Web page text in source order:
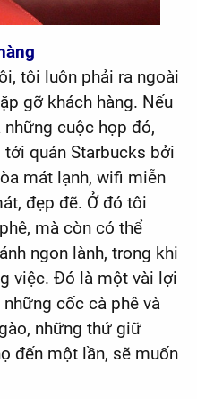
tôi luôn phải ra ngoài
gỡ khách hàng. Nếu
cuộc họp đó,
quán Starbucks bởi
mát lạnh, wifi miễn
đẹp đẽ. Ở đó tôi
mà còn có thể
ngon lành, trong khi
việc. Đó là một vài lợi
cốc cà phê và
những thứ giữ
đến một lần, sẽ muốn